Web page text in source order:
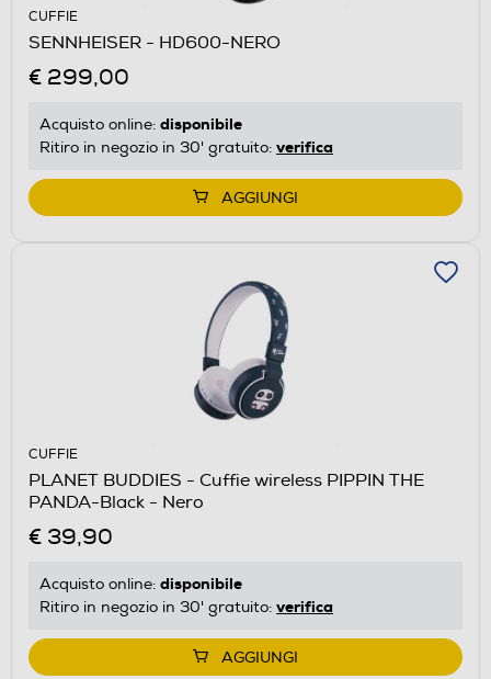
CUFFIE
SENNHEISER - HD600-NERO
€ 299,00
Acquisto online: disponibile
Ritiro in negozio in 30' gratuito: verifica
AGGIUNGI
CUFFIE
PLANET BUDDIES - Cuffie wireless PIPPIN THE
PANDA-Black - Nero
€ 39,90
Acquisto online: disponibile
Ritiro in negozio in 30' gratuito: verifica
AGGIUNGI